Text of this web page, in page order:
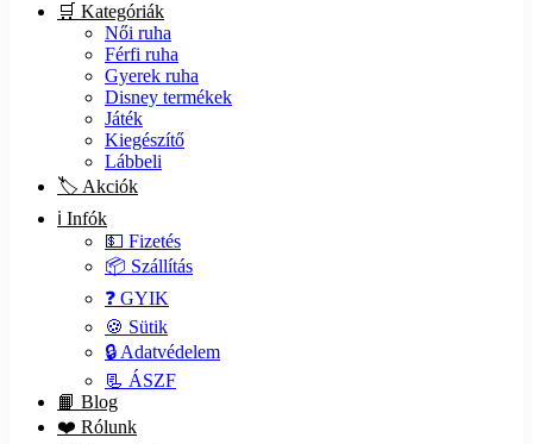
🛒 Kategóriák
Női ruha
Férfi ruha
Gyerek ruha
Disney termékek
Játék
Kiegészítő
Lábbeli
🏷️ Akciók
ℹ️ Infók
💵 Fizetés
📦 Szállítás
❓ GYIK
🍪 Sütik
🔒 Adatvédelem
📃 ÁSZF
📙 Blog
❤️ Rólunk